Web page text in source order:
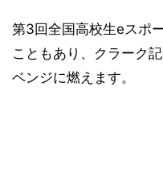
第3回全国高校生eスポ
こともあり、クラーク
ベンジに燃えます。